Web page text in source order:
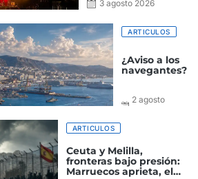
3 agosto 2026
ARTICULOS
¿Aviso a los
navegantes?
2 agosto
ARTICULOS
Ceuta y Melilla,
fronteras bajo presión:
Marruecos aprieta, el